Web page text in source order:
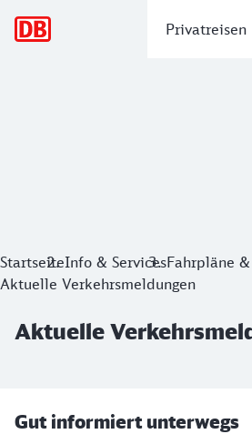
Privatreisen
Aktuelle
StartseiteInfo & ServicesFahrpläne
Aktuelle Verkehrsmeldungen
Aktuelle
Gut informiert unterwegs